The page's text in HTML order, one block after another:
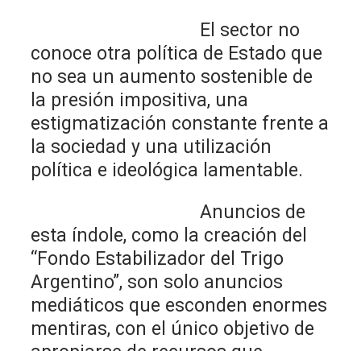
El sector no
conoce otra política de Estado que
no sea un aumento sostenible de
la presión impositiva, una
estigmatización constante frente a
la sociedad y una utilización
política e ideológica lamentable.
Anuncios de
esta índole, como la creación del
“Fondo Estabilizador del Trigo
Argentino”, son solo anuncios
mediáticos que esconden enormes
mentiras, con el único objetivo de